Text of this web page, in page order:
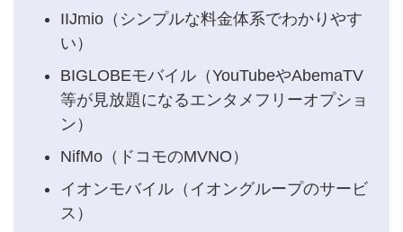
IIJmio（シンプルな料金体系でわかりやす
い）
BIGLOBEモバイル（YouTubeやAbemaTV
等が見放題になるエンタメフリーオプショ
ン）
NifMo（ドコモのMVNO）
イオンモバイル（イオングループのサービ
ス）